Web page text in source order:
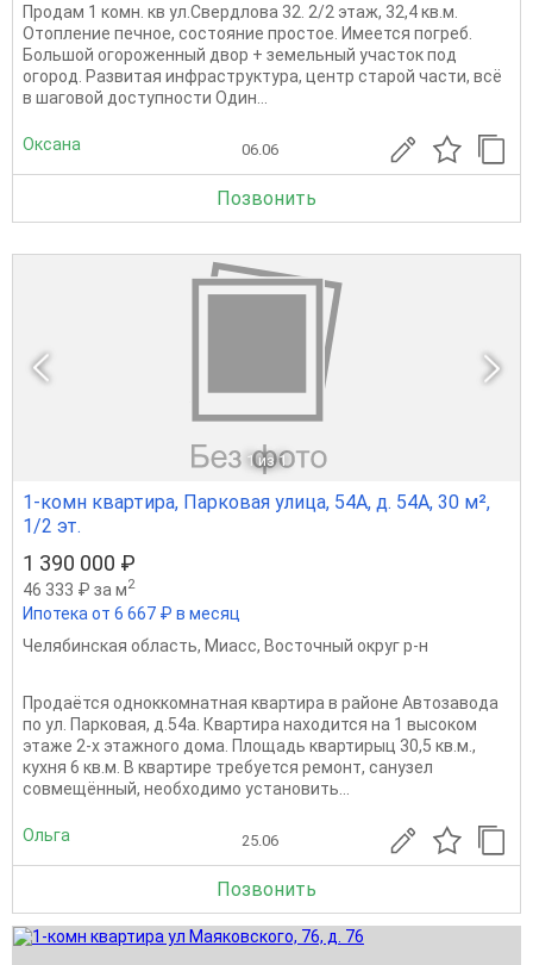
Продам 1 комн. кв ул.Свердлова 32. 2/2 этаж, 32,4 кв.м.
Отопление печное, состояние простое. Имеется погреб.
Большой огороженный двор + земельный участок под
огород. Развитая инфраструктура, центр старой части, всё
в шаговой доступности Один...
Оксана 06.06
Позвонить
1 из 1
1-комн квартира, Парковая улица, 54А, д. 54А, 30 м²,
1/2 эт.
1 390 000 ₽
46 333 ₽ за м2
Ипотека от 6 667 ₽ в месяц
Челябинская область, Миасс, Восточный округ р-н
Продаётся одноккомнатная квартира в районе Автозавода
по ул. Парковая, д.54а. Квартира находится на 1 высоком
этаже 2-х этажного дома. Площадь квартирыц 30,5 кв.м.,
кухня 6 кв.м. В квартире требуется ремонт, санузел
совмещённый, необходимо установить...
Ольга 25.06
Позвонить